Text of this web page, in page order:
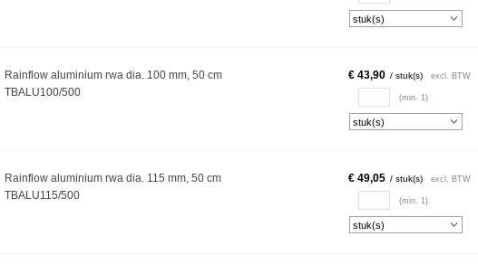
Rainflow aluminium rwa dia. 100 mm, 50 cm
TBALU100/500
€ 43,90 / stuk(s) excl. BTW
(min. 1)
Rainflow aluminium rwa dia. 115 mm, 50 cm
TBALU115/500
€ 49,05 / stuk(s) excl. BTW
(min. 1)